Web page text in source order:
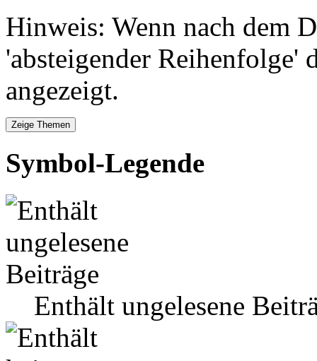
Hinweis: Wenn nach dem
'absteigender Reihenfolge'
angezeigt.
Symbol-Legende
Enthält ungelesene